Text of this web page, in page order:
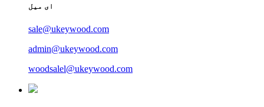
ای میل
sale@ukeywood.com
admin@ukeywood.com
woodsalel@ukeywood.com